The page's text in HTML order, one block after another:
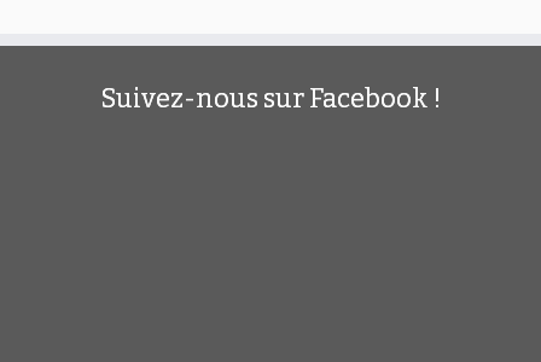
Suivez-nous sur Facebook !